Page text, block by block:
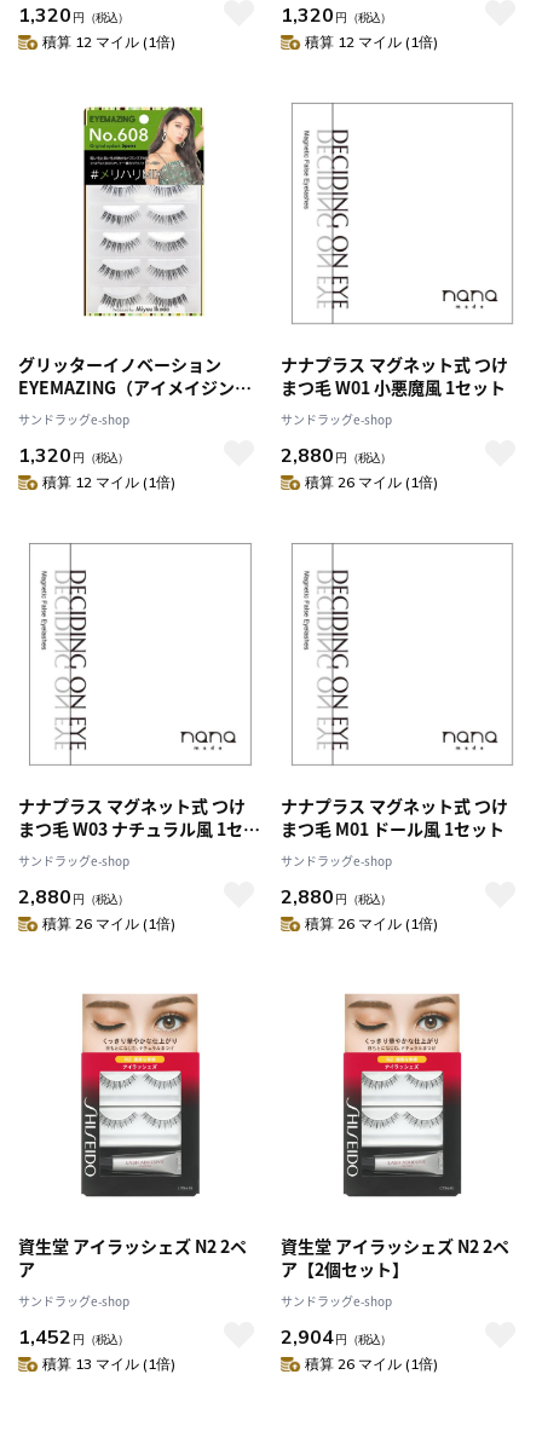
1,320 円 （税込）
積算 12 マイル (1倍)
1,320 円 （税込）
積算 12 マイル (1倍)
グリッターイノベーション
EYEMAZING（アイメイジン
グ） つけまつ毛 NO.608 5ペア
サンドラッグe-shop
1,320 円 （税込）
積算 12 マイル (1倍)
ナナプラス マグネット式 つけ
まつ毛 W01 小悪魔風 1セット
サンドラッグe-shop
2,880 円 （税込）
積算 26 マイル (1倍)
ナナプラス マグネット式 つけ
まつ毛 W03 ナチュラル風 1セッ
ト
サンドラッグe-shop
2,880 円 （税込）
積算 26 マイル (1倍)
ナナプラス マグネット式 つけ
まつ毛 M01 ドール風 1セット
サンドラッグe-shop
2,880 円 （税込）
積算 26 マイル (1倍)
資生堂 アイラッシェズ N2 2ペ
ア
サンドラッグe-shop
1,452 円 （税込）
積算 13 マイル (1倍)
資生堂 アイラッシェズ N2 2ペ
ア【2個セット】
サンドラッグe-shop
2,904円 （税込）
積算 26 マイル (1倍)